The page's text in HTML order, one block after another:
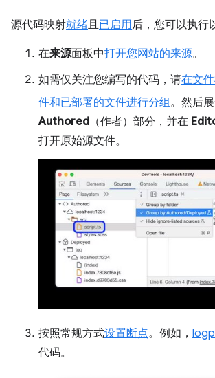
源代码映射就绪且已启用后，您可以执行
在来源面板中打开您网站的来源。
如需仅关注您编写的代码，请在文
件和已部署的文件进行分组。然后
Authored （作者）部分，并在
打开原始源文件。
按照常规方式设置断点。例如，
代码。